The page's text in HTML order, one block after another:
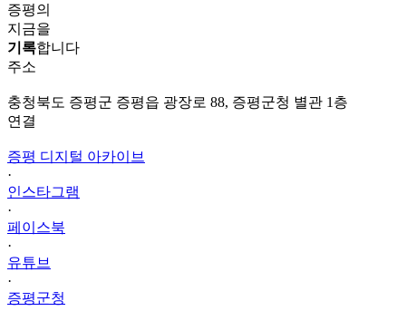
증평의
지금을
기록합니다
주소
충청북도 증평군 증평읍 광장로 88, 증평군청 별관 1층
연결
증평 디지털 아카이브
·
인스타그램
·
페이스북
·
유튜브
·
증평군청